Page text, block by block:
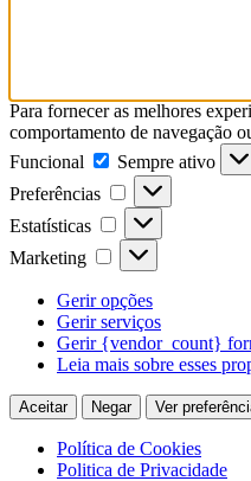
Para fornecer as melhores
comportamento de navegação
Funcional
Sempre ativo
Preferências
Estatísticas
Marketing
Gerir opções
Gerir serviços
Gerir {vendor_count}
Leia mais sobre esses
Aceitar Negar Ver
Política de Cookies
Politica de Privacidade